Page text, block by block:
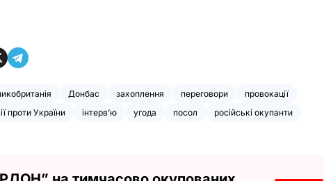
Донбас захоплення переговори
провокації
проти України інтерв’ю угода посол
російські окупанти